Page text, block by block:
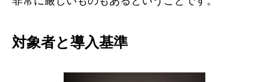
対象者と導入基準